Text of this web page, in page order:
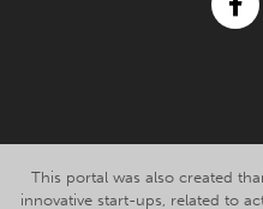
This portal was also created
innovative start-ups, related to